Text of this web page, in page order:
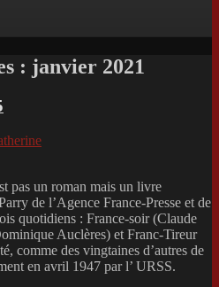
: janvier 2021
pas un roman mais un livre
de l’Agence France-Presse et de
quotidiens : France-soir (Claude
Auclères) et Franc-Tireur
comme des vingtaines d’autres de
en avril 1947 par l’ URSS.